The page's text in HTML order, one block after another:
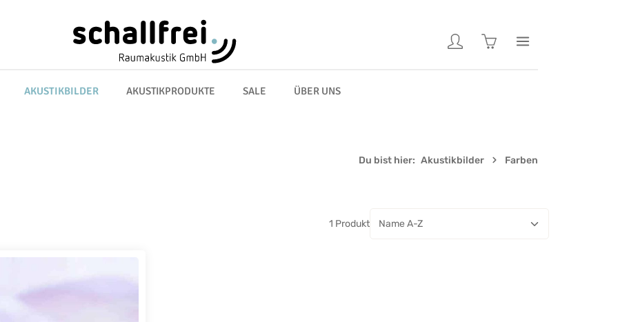
Warenkorb enthält 0
AKUSTIKBILDER AKUSTIKPRODUKTE SALE ÜBER UNS
Du bist hier: Akustikbilder Farben
1 Produkt